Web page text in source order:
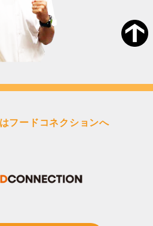
フードコネクションへ